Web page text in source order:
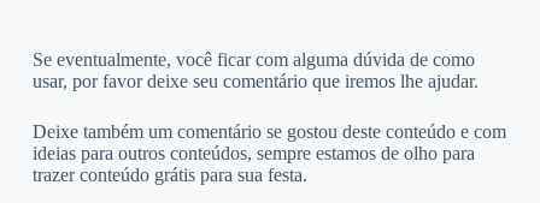
Se eventualmente, você ficar com alguma dúvida de como
usar, por favor deixe seu comentário que iremos lhe ajudar.
Deixe também um comentário se gostou deste conteúdo e com
ideias para outros conteúdos, sempre estamos de olho para
trazer conteúdo grátis para sua festa.